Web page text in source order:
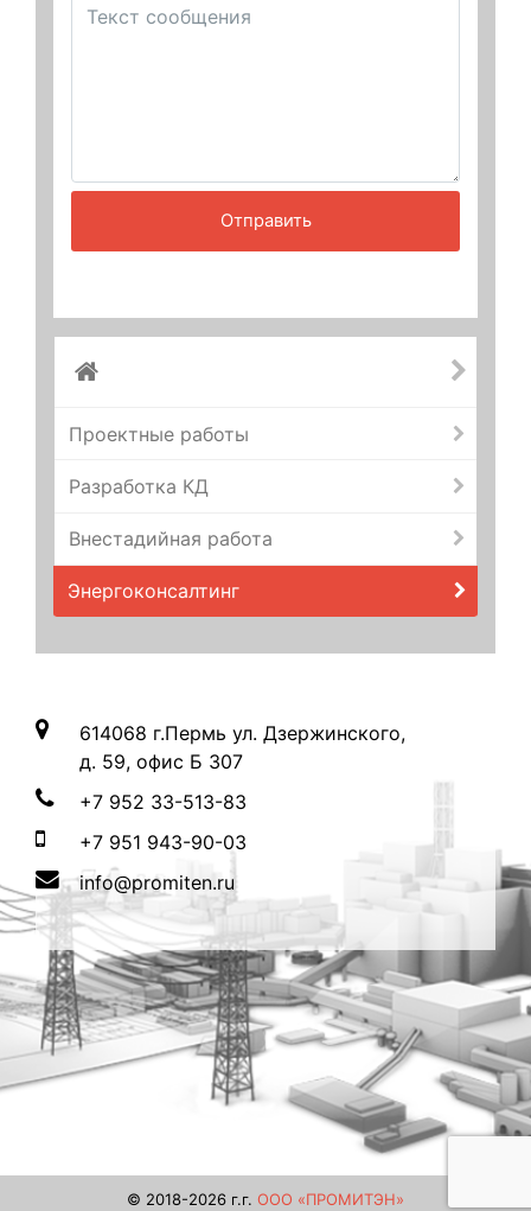
Проектные работы
Разработка КД
Внестадийная работа
Энергоконсалтинг
614068 г.Пермь ул. Дзержинского,
д. 59, офис Б 307
+7 952 33-513-83
+7 951 943-90-03
info@promiten.ru
© 2018-2026 г.г. ООО «ПРОМИТЭН»